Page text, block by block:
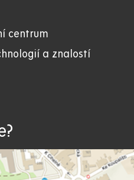
centrum
a znalostí